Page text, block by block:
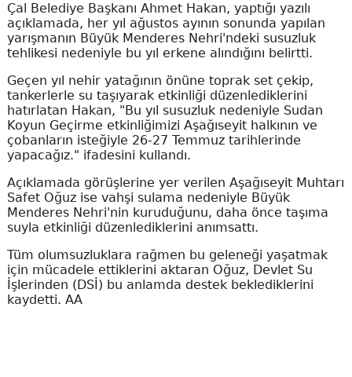
Çal Belediye Başkanı Ahmet Hakan, yaptığı yazılı
açıklamada, her yıl ağustos ayının sonunda yapılan
yarışmanın Büyük Menderes Nehri'ndeki susuzluk
tehlikesi nedeniyle bu yıl erkene alındığını belirtti.
Geçen yıl nehir yatağının önüne toprak set çekip,
tankerlerle su taşıyarak etkinliği düzenlediklerini
hatırlatan Hakan, "Bu yıl susuzluk nedeniyle Sudan
Koyun Geçirme etkinliğimizi Aşağıseyit halkının ve
çobanların isteğiyle 26-27 Temmuz tarihlerinde
yapacağız." ifadesini kullandı.
Açıklamada görüşlerine yer verilen Aşağıseyit Muhtarı
Safet Oğuz ise vahşi sulama nedeniyle Büyük
Menderes Nehri'nin kuruduğunu, daha önce taşıma
suyla etkinliği düzenlediklerini anımsattı.
Tüm olumsuzluklara rağmen bu geleneği yaşatmak
için mücadele ettiklerini aktaran Oğuz, Devlet Su
İşlerinden (DSİ) bu anlamda destek beklediklerini
kaydetti. AA